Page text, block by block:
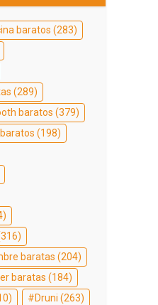
baratos (283)
(289)
baratos (379)
(198)
baratas (204)
baratas (184)
Druni (263)